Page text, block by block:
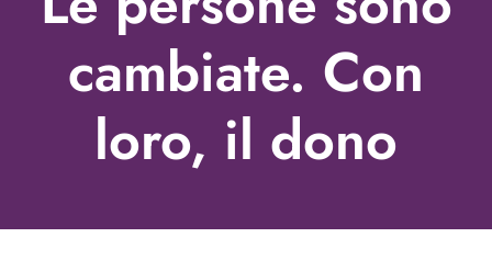
Fundraising Academy
Multimedia
Come contattarci
cambiate. Con
loro, il dono